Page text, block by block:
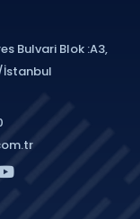
Bulvari Blok :A3,
İstanbul